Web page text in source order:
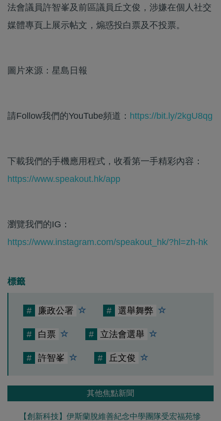
法會議員許智峯及前區議員丘文俊，涉嫌在個人社交
媒體專頁上展示帖文，煽惑投白票及不投票。
圖片來源：星島日報
請Follow我們的YouTube頻道： https://bit.ly/2kgU8qg
下載我們的手機應用程式，收看第一手精彩內容：
https://www.speakout.hk/app
瀏覽我們的IG：
https://www.instagram.com/speakout_hk/?hl=zh-hk
標籤
# 廉政公署 # 選舉舞弊
# 白票 # 立法會選舉
# 許智峯 # 丘文俊
其他焦點新聞
【創新科技】伊斯蘭脫維善紀念中學團隊受宏福苑慘